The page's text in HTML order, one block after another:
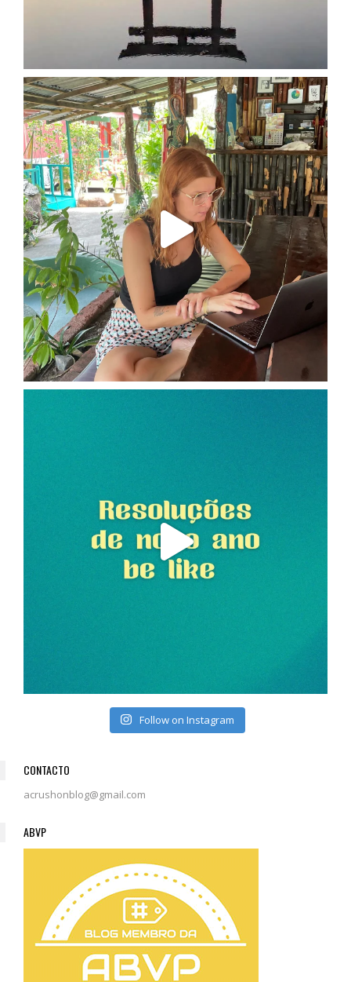
Follow on Instagram
CONTACTO
acrushonblog@gmail.com
ABVP